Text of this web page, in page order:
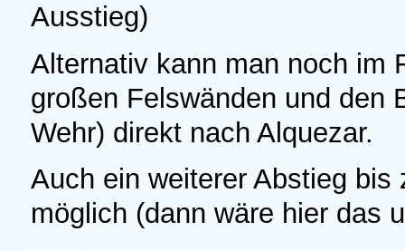
Ausstieg)
Alternativ kann man noch im
großen Felswänden und den
Wehr) direkt nach Alquezar.
Auch ein weiterer Abstieg
möglich (dann wäre hier das